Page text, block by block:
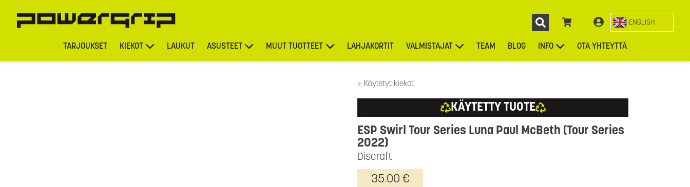
ENGLISH
TARJOUKSET KIEKOT LAUKUT ASUSTEET MUUT TUOTTEET LAHJAKORTIT VALMISTAJAT TEAM BLOG INFO OTA YHTEYTTÄ
Käytetyt kiekot
KÄYTETTY TUOTE
Discraft
ESP Swirl Tour Series Luna Paul McBeth (Tour Series
2022)
35.00 €